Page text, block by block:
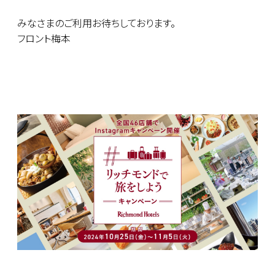
みなさまのご利用お待ちしております。
フロント梅本